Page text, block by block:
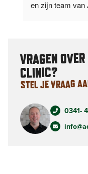
en zijn team van
VRAGEN
CLINIC?
STEL JE VRAAG
0341-